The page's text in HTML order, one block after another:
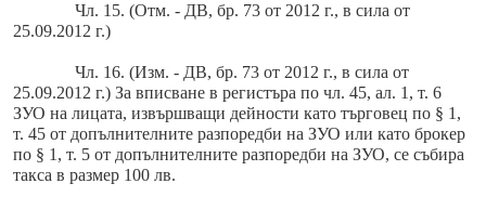
Чл. 15. (Отм. - ДВ, бр. 73 от 2012 г., в сила от
25.09.2012 г.)
Чл. 16. (Изм. - ДВ, бр. 73 от 2012 г., в сила от
25.09.2012 г.) За вписване в регистъра по чл. 45, ал. 1, т. 6
ЗУО на лицата, извършващи дейности като търговец по § 1,
т. 45 от допълнителните разпоредби на ЗУО или като брокер
по § 1, т. 5 от допълнителните разпоредби на ЗУО, се събира
такса в размер 100 лв.